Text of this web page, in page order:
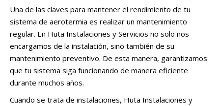
Una de las claves para mantener el rendimiento de tu
sistema de aerotermia es realizar un mantenimiento
regular. En Huta Instalaciones y Servicios no solo nos
encargamos de la instalación, sino también de su
mantenimiento preventivo. De esta manera, garantizamos
que tu sistema siga funcionando de manera eficiente
durante muchos años.
Cuando se trata de instalaciones, Huta Instalaciones y